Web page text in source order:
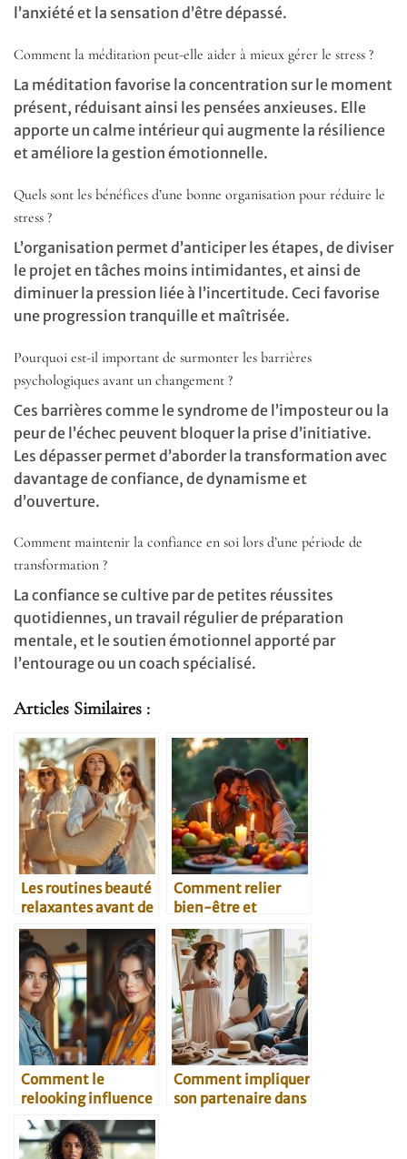
l’anxiété et la sensation d’être dépassé.
Comment la méditation peut-elle aider à mieux gérer le stress ?
La méditation favorise la concentration sur le moment
présent, réduisant ainsi les pensées anxieuses. Elle
apporte un calme intérieur qui augmente la résilience
et améliore la gestion émotionnelle.
Quels sont les bénéfices d’une bonne organisation pour réduire le
stress ?
L’organisation permet d’anticiper les étapes, de diviser
le projet en tâches moins intimidantes, et ainsi de
diminuer la pression liée à l’incertitude. Ceci favorise
une progression tranquille et maîtrisée.
Pourquoi est-il important de surmonter les barrières
psychologiques avant un changement ?
Ces barrières comme le syndrome de l’imposteur ou la
peur de l’échec peuvent bloquer la prise d’initiative.
Les dépasser permet d’aborder la transformation avec
davantage de confiance, de dynamisme et
d’ouverture.
Comment maintenir la confiance en soi lors d’une période de
transformation ?
La confiance se cultive par de petites réussites
quotidiennes, un travail régulier de préparation
mentale, et le soutien émotionnel apporté par
l’entourage ou un coach spécialisé.
Articles Similaires :
Les routines beauté
relaxantes avant de
dormir
Comment relier
bien-être et
séduction
Comment le
relooking influence
la confiance en soi
Comment impliquer
son partenaire dans